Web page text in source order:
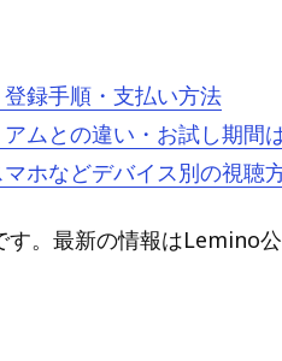
録手順・支払い方法
ムとの違い・お試し期間
ホなどデバイス別の視聴
。最新の情報はLemino